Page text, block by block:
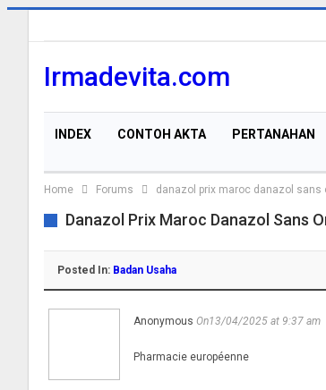
Irmadevita.com
INDEX CONTOH AKTA PERTANAHAN
Home Forums danazol prix maroc danazol sans
Danazol Prix Maroc Danazol Sans
Posted In: Badan Usaha
Anonymous On13/04/2025 at 9:37 am
Pharmacie européenne